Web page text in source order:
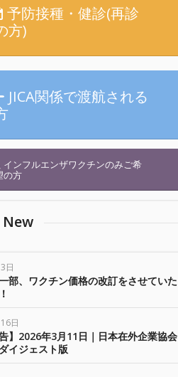
予防接種・健診(再診
方)
JICA関係で渡航される
インフルエンザワクチンのみご希
の方
New
日
一部、ワクチン価格の改訂をさせていた
日
告】2026年3月11日｜日本在外企業協会
イジェスト版